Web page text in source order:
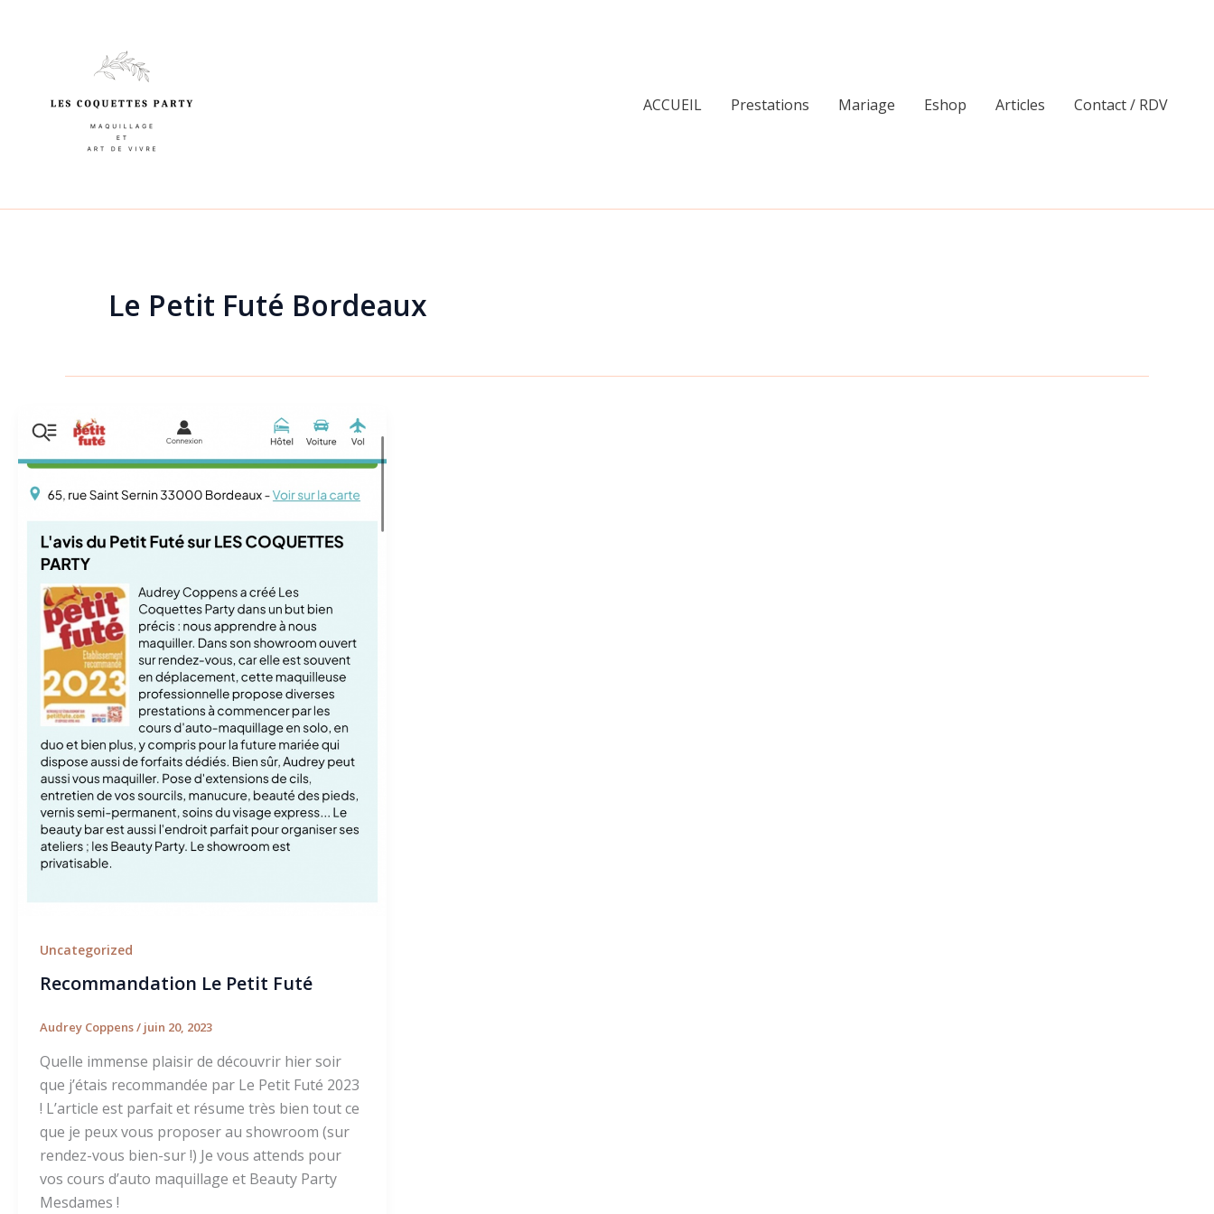
ACCUEIL Prestations Mariage Eshop Articles Contact / RDV
Le Petit Futé Bordeaux
Uncategorized
Recommandation Le Petit Futé
Audrey Coppens/ juin 20, 2023
Quelle immense plaisir de découvrir hier soir
que j’étais recommandée par Le Petit Futé 2023
! L’article est parfait et résume très bien tout ce
que je peux vous proposer au showroom (sur
rendez-vous bien-sur !) Je vous attends pour
vos cours d’auto maquillage et Beauty Party
Mesdames !